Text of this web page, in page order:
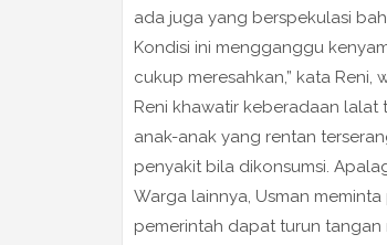
ada juga yang berspekulasi
Kondisi ini mengganggu
cukup meresahkan,” kata Reni,
Reni khawatir keberadaan
anak-anak yang rentan
penyakit bila dikonsumsi.
Warga lainnya, Usman
pemerintah dapat turun tangan